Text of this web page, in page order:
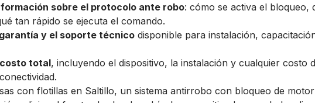
sobre el protocolo ante robo: cómo se activa el bloqueo,
tan rápido se ejecuta el comando.
y el soporte técnico disponible para instalación,
total, incluyendo el dispositivo, la instalación y cualquier costo
con flotillas en Saltillo, un sistema antirrobo con bloqueo de